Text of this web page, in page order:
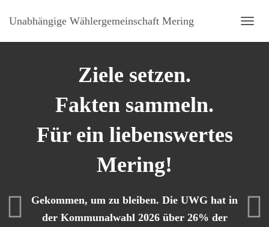
Unabhängige Wählergemeinschaft Mering
Ziele setzen.
Fakten sammeln.
Für ein liebenswertes
Mering!
Gekommen, um zu bleiben. Die UWG hat in
der Kommunalwahl 2026 über 26% der